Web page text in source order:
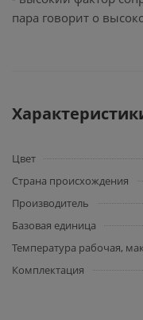
пара говорит о
Цвет
Страна происхождения
Производитель
Базовая единица
Температура рабочая,
Комплектация